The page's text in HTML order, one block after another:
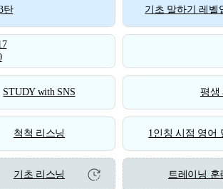
탄 기초 말하기 레벨
STUDY with SNS 평생
척척 리스닝 1인칭 시점 영어
기초 리스닝 트레이닝 훈